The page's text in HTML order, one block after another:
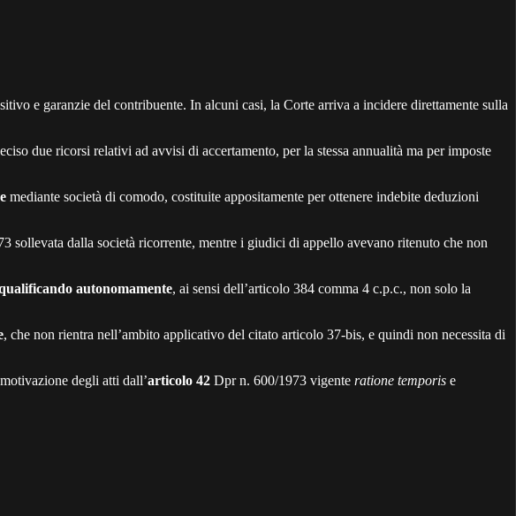
e garanzie del contribuente. In alcuni casi, la Corte arriva a incidere direttamente sulla
due ricorsi relativi ad avvisi di accertamento, per la stessa annualità ma per imposte
mediante società di comodo, costituite appositamente per ottenere indebite deduzioni
sollevata dalla società ricorrente, mentre i giudici di appello avevano ritenuto che non
autonomamente, ai sensi dell’articolo 384 comma 4 c.p.c., non solo la
, che non rientra nell’ambito applicativo del citato articolo 37-bis, e quindi non necessita di
degli atti dall’articolo 42 Dpr n. 600/1973 vigente ratione temporis e